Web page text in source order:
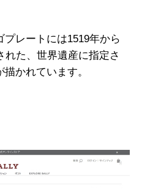
レートには1519年から
れた、世界遺産に指定さ
かれています。